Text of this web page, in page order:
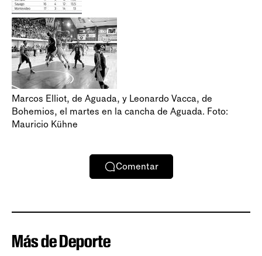
Marcos Elliot, de Aguada, y Leonardo Vacca, de
Bohemios, el martes en la cancha de Aguada. Foto:
Mauricio Kühne
Comentar
Más de Deporte